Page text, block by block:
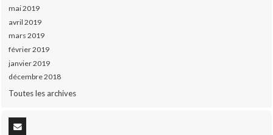
mai 2019
avril 2019
mars 2019
février 2019
janvier 2019
décembre 2018
Toutes les archives